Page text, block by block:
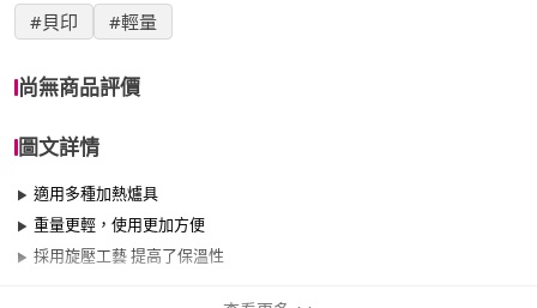
#貝印 #輕量
尚無商品評價
圖文詳情
適用多種加熱爐具
重量更輕，使用更加方便
採用旋壓工藝 提高了保溫性